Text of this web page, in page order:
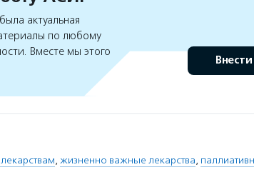
актуальная
по любому
Вместе мы этого
, жизненно важные лекарства,